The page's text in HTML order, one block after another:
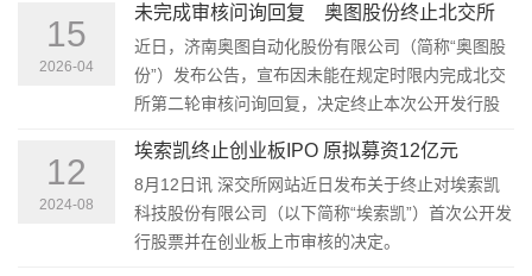
15
2026-04
未完成审核问询回复 奥图股份终止北交所
IPO
近日，济南奥图自动化股份有限公司（简称“奥图股
份”）发布公告，宣布因未能在规定时限内完成北交
所第二轮审核问询回复，决定终止本次公开发行股
料。
12
2024-08
埃索凯终止创业板IPO 原拟募资12亿元
8月12日讯 深交所网站近日发布关于终止对埃索凯
科技股份有限公司（以下简称“埃索凯”）首次公开发
行股票并在创业板上市审核的决定。